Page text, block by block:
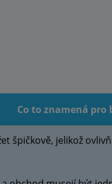
Co to znamená pro
špičkově, jelikož